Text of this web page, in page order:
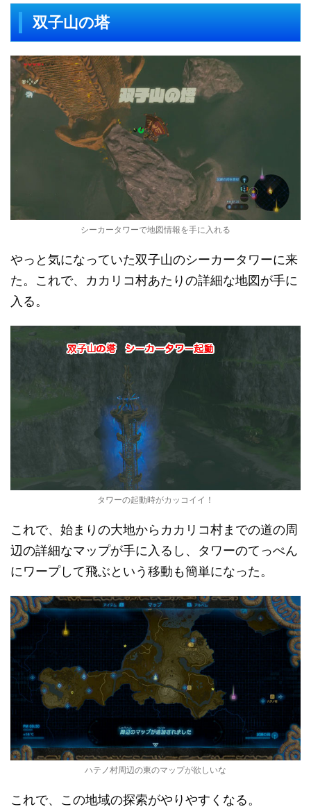
双子山の塔
シーカータワーで地図情報を手に入れる
やっと気になっていた双子山のシーカータワーに来
た。これで、カカリコ村あたりの詳細な地図が手に
入る。
タワーの起動時がカッコイイ！
これで、始まりの大地からカカリコ村までの道の周
辺の詳細なマップが手に入るし、タワーのてっぺん
にワープして飛ぶという移動も簡単になった。
ハテノ村周辺の東のマップが欲しいな
これで、この地域の探索がやりやすくなる。